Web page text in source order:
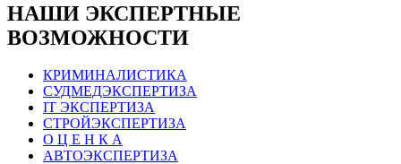
НАШИ ЭКСПЕРТНЫЕ
ВОЗМОЖНОСТИ
КРИМИНАЛИСТИКА
СУДМЕДЭКСПЕРТИЗА
IT ЭКСПЕРТИЗА
СТРОЙЭКСПЕРТИЗА
О Ц Е Н К А
АВТОЭКСПЕРТИЗА